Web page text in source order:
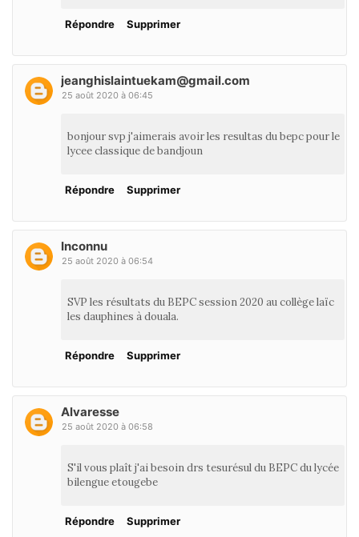
Répondre Supprimer
jeanghislaintuekam@gmail.com
25 août 2020 à 06:45
bonjour svp j'aimerais avoir les resultas du bepc pour le
lycee classique de bandjoun
Répondre Supprimer
Inconnu
25 août 2020 à 06:54
SVP les résultats du BEPC session 2020 au collège laïc
les dauphines à douala.
Répondre Supprimer
Alvaresse
25 août 2020 à 06:58
S'il vous plaît j'ai besoin drs tesurésul du BEPC du lycée
bilengue etougebe
Répondre Supprimer